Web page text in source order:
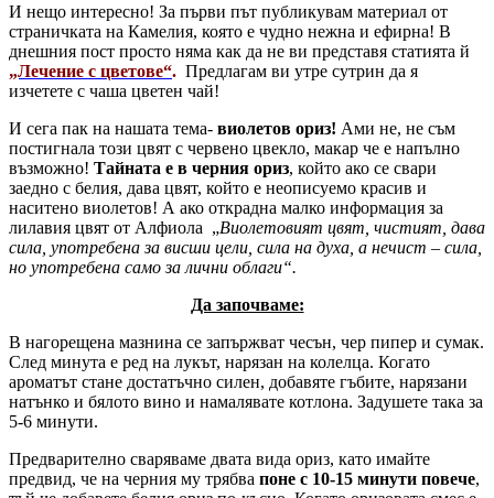
И нещо интересно! За първи път публикувам материал от
страничката на Камелия, която е чудно нежна и ефирна! В
днешния пост просто няма как да не ви представя статията й
„Лечение с цветове“. Предлагам ви утре сутрин да я
изчетете с чаша цветен чай!
И сега пак на нашата тема- виолетов ориз! Ами не, не съм
постигнала този цвят с червено цвекло, макар че е напълно
възможно! Тайната е в черния ориз, който ако се свари
заедно с белия, дава цвят, който е неописуемо красив и
наситено виолетов! А ако открадна малко информация за
лилавия цвят от Алфиола „Виолетовият цвят, чистият, дава
сила, употребена за висши цели, сила на духа, а нечист – сила,
но употребена само за лични облаги“.
Да започваме:
В нагорещена мазнина се запържват чесън, чер пипер и сумак.
След минута е ред на лукът, нарязан на колелца. Когато
ароматът стане достатъчно силен, добавяте гъбите, нарязани
натънко и бялото вино и намалявате котлона. Задушете така за
5-6 минути.
Предварително сваряваме двата вида ориз, като имайте
предвид, че на черния му трябва поне с 10-15 минути повече,